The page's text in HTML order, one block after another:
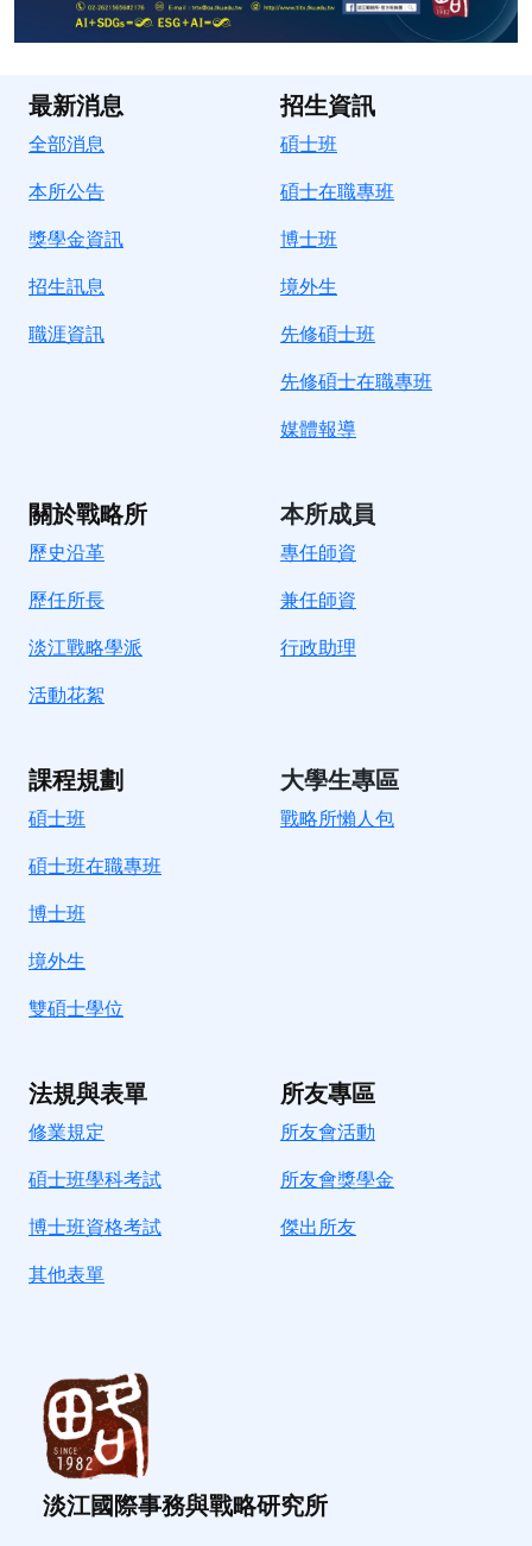
最新消息
全部消息
本所公告
獎學金資訊
招生訊息
職涯資訊
招生資訊
碩士班
碩士在職專班
博士班
境外生
先修碩士班
先修碩士在職專班
媒體報導
關於戰略所
歷史沿革
歷任所長
淡江戰略學派
活動花絮
本所成員
專任師資
兼任師資
行政助理
課程規劃
碩士班
碩士班在職專班
博士班
境外生
雙碩士學位
大學生專區
戰略所懶人包
法規與表單
修業規定
碩士班學科考試
博士班資格考試
其他表單
所友專區
所友會活動
所友會獎學金
傑出所友
淡江國際事務與戰略研究所